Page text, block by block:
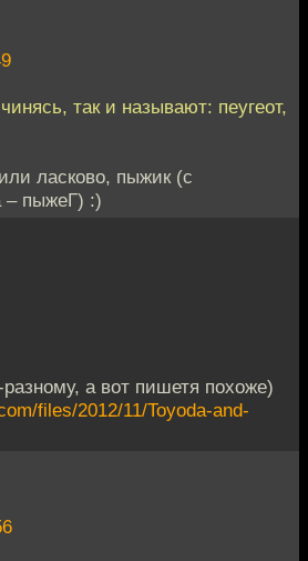
так и называют: пеугеот,
ласково, пыжик (с
– пыжеГ) :)
разному, а вот пишетя похоже)
files/2012/11/Toyoda-and-